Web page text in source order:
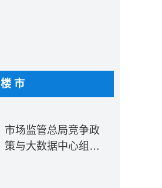
楼市
市场监管总局竞争政
策与大数据中心组建